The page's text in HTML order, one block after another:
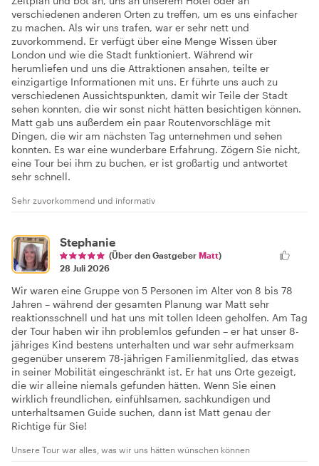
verschiedenen anderen Orten zu treffen, um es uns einfacher
zu machen. Als wir uns trafen, war er sehr nett und
zuvorkommend. Er verfügt über eine Menge Wissen über
London und wie die Stadt funktioniert. Während wir
herumliefen und uns die Attraktionen ansahen, teilte er
einzigartige Informationen mit uns. Er führte uns auch zu
verschiedenen Aussichtspunkten, damit wir Teile der Stadt
sehen konnten, die wir sonst nicht hätten besichtigen können.
Matt gab uns außerdem ein paar Routenvorschläge mit
Dingen, die wir am nächsten Tag unternehmen und sehen
konnten. Es war eine wunderbare Erfahrung. Zögern Sie nicht,
eine Tour bei ihm zu buchen, er ist großartig und antwortet
sehr schnell.
Sehr zuvorkommend und informativ
Stephanie
(Über den Gastgeber Matt)
28 Juli 2026
Wir waren eine Gruppe von 5 Personen im Alter von 8 bis 78
Jahren – während der gesamten Planung war Matt sehr
reaktionsschnell und hat uns mit tollen Ideen geholfen. Am Tag
der Tour haben wir ihn problemlos gefunden – er hat unser 8-
jähriges Kind bestens unterhalten und war sehr aufmerksam
gegenüber unserem 78-jährigen Familienmitglied, das etwas
in seiner Mobilität eingeschränkt ist. Er hat uns Orte gezeigt,
die wir alleine niemals gefunden hätten. Wenn Sie einen
wirklich freundlichen, einfühlsamen, sachkundigen und
unterhaltsamen Guide suchen, dann ist Matt genau der
Richtige für Sie!
Unsere Tour war alles, was wir uns hätten wünschen können